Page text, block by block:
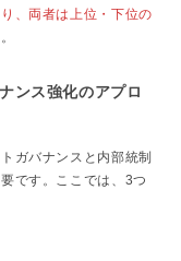
、両者は上位・下位の
ンス強化のアプロ
ガバナンスと内部統制
です。ここでは、3つ